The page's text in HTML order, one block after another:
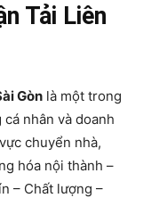
Tải Liên
Gòn là một trong
nhân và doanh
chuyển nhà,
hóa nội thành –
– Chất lượng –